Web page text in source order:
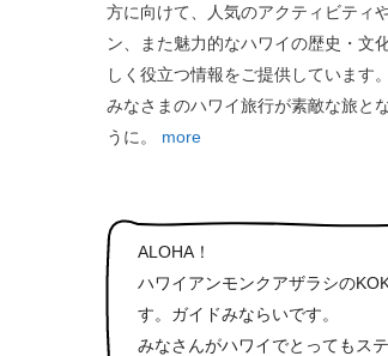
方に向けて、人気のアクティビティ
ン、また魅力的なハワイの歴史・文
しく役立つ情報をご提供しています。
みなさまのハワイ旅行が素敵な旅と
うに。 more
ALOHA！
ハワイアンモンクアザラシの
す。ガイドみならいです。
みなさんがハワイでとってもス